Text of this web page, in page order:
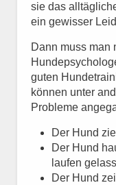
sie das
ein gewisser
Dann muss man
guten
können unter
Probleme
Der Hund
Der Hund
laufen
Der Hund